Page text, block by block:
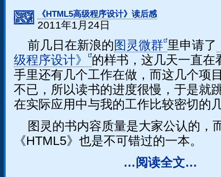
《HTML5高级程序设计》读后感
2011年1月24日
前几日在新浪的 图灵微群 里申请了
级程序设计》
的样书，这几天一直在
手里还有几个工作在做，而这几个项
不已，所以读书的进度很慢，于是就
在实际应用中与我的工作比较密切的
图灵的书内容质量是大家公认的，
《HTML5》也是不可错过的一本。
…阅读全文…